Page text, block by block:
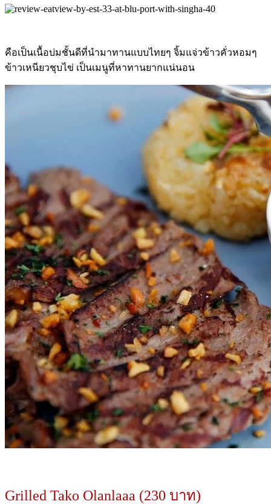
คือเป็นเนื้อบ่มชั้นดีที่นำมาทานแบบไทยๆ จิ้มแจ่วข้าวคั่วหอมๆ
ข้าวเหนียวชุบไข่ เป็นเมนูที่หาทานยากแน่นอน
Grilled Tako Olanlaaa (230 บาท)